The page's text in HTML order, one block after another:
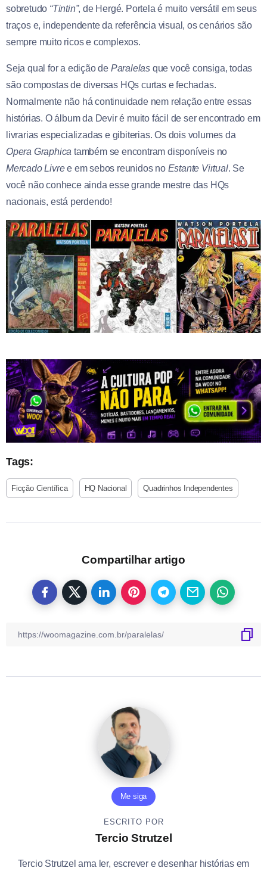
sobretudo “Tintin”, de Hergé. Portela é muito versátil em seus
traços e, independente da referência visual, os cenários são
sempre muito ricos e complexos.
Seja qual for a edição de Paralelas que você consiga, todas
são compostas de diversas HQs curtas e fechadas.
Normalmente não há continuidade nem relação entre essas
histórias. O álbum da Devir é muito fácil de ser encontrado em
livrarias especializadas e gibiterias. Os dois volumes da
Opera Graphica também se encontram disponíveis no
Mercado Livree em sebos reunidos no Estante Virtual. Se
você não conhece ainda esse grande mestre das HQs
nacionais, está perdendo!
Tags:
Ficção Científica HQ Nacional Quadrinhos Independentes
Compartilhar artigo
Me siga
ESCRITO POR
Tercio Strutzel
Tercio Strutzel ama ler, escrever e desenhar histórias em